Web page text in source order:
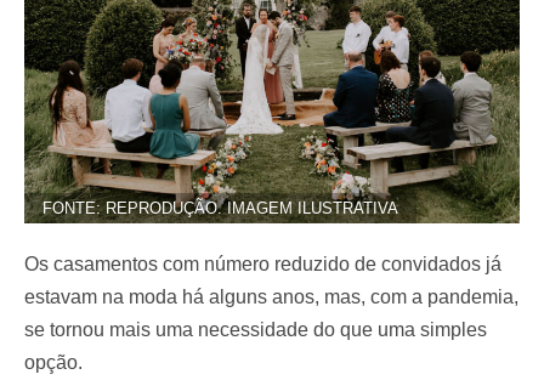
FONTE: REPRODUÇÃO. IMAGEM ILUSTRATIVA
Os casamentos com número reduzido de convidados já
estavam na moda há alguns anos, mas, com a pandemia,
se tornou mais uma necessidade do que uma simples
opção.